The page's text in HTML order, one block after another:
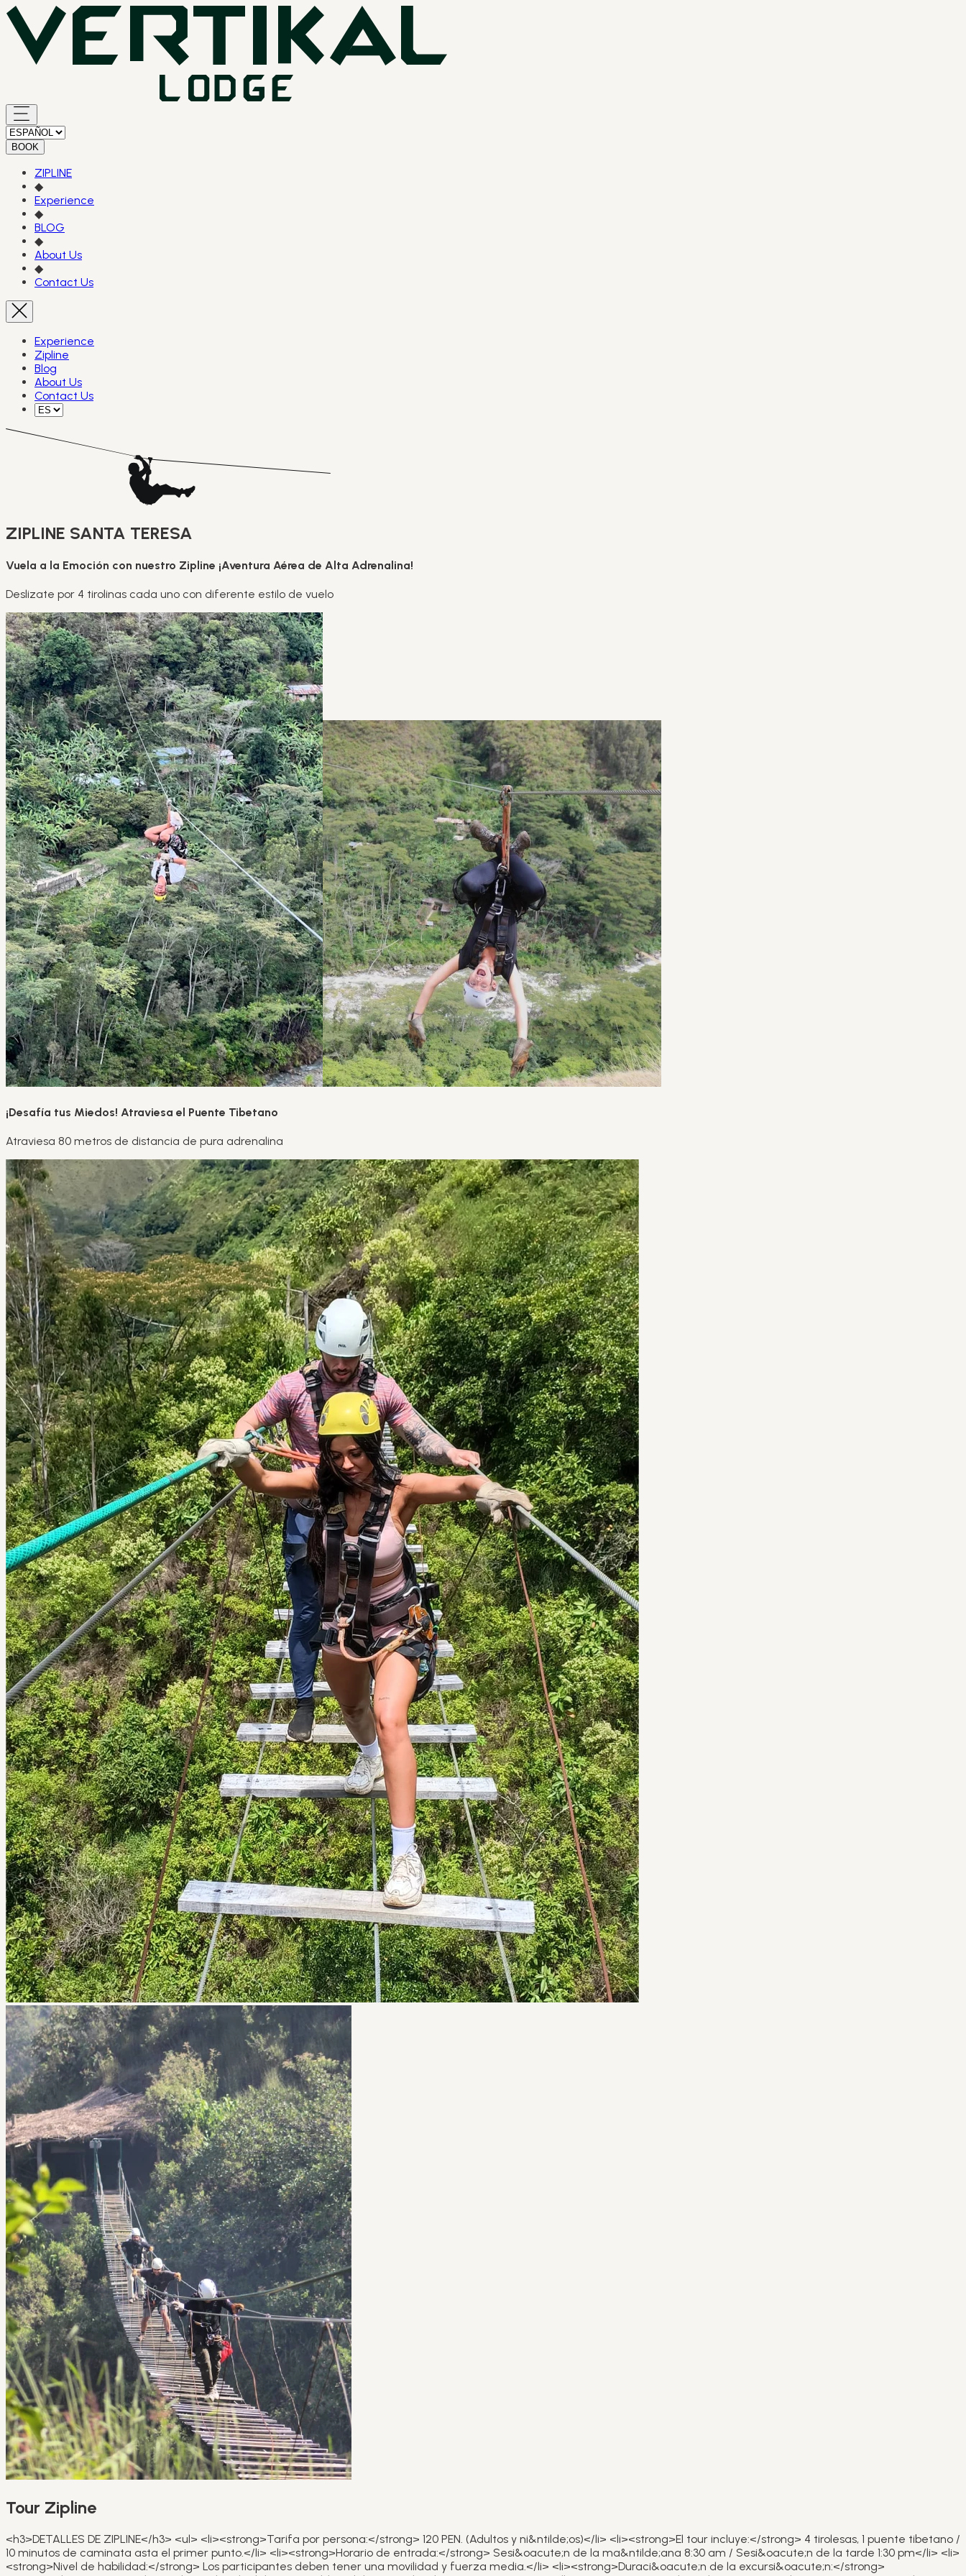
BOOK
ZIPLINE
◆
Experience
◆
BLOG
◆
About Us
◆
Contact Us
Experience
Zipline
Blog
About Us
Contact Us
ZIPLINE SANTA TERESA
Vuela a la Emoción con nuestro Zipline ¡Aventura Aérea de Alta Adrenalina!
Deslizate por 4 tirolinas cada uno con diferente estilo de vuelo
¡Desafía tus Miedos! Atraviesa el Puente Tibetano
Atraviesa 80 metros de distancia de pura adrenalina
Tour Zipline
<h3>DETALLES DE ZIPLINE</h3> <ul> <li><strong>Tarifa por persona:</strong> 120 PEN. (Adultos y ni&ntilde;os)</li> <li><strong>El tour incluye:</strong> 4 tirolesas, 1 puente tibetano /
10 minutos de caminata asta el primer punto.</li> <li><strong>Horario de entrada:</strong> Sesi&oacute;n de la ma&ntilde;ana 8:30 am / Sesi&oacute;n de la tarde 1:30 pm</li> <li>
<strong>Nivel de habilidad:</strong> Los participantes deben tener una movilidad y fuerza media.</li> <li><strong>Duraci&oacute;n de la excursi&oacute;n:</strong>